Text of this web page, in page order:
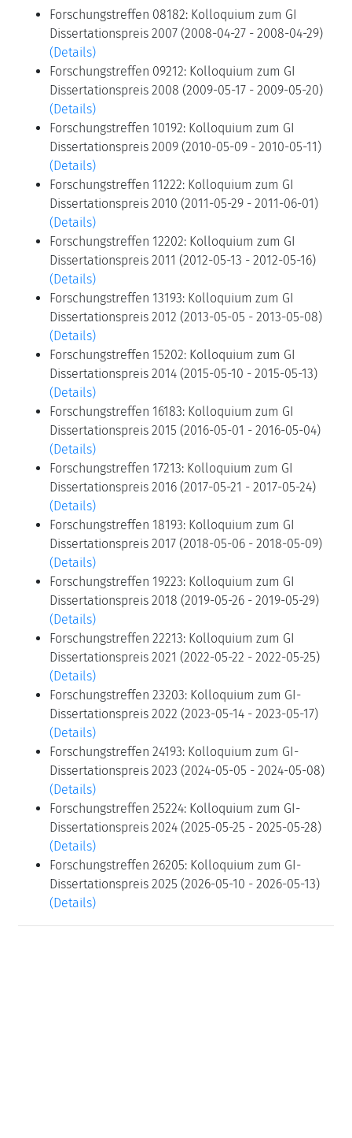
Forschungstreffen 08182: Kolloquium zum GI
Dissertationspreis 2007 (2008-04-27 - 2008-04-29)
(Details)
Forschungstreffen 09212: Kolloquium zum GI
Dissertationspreis 2008 (2009-05-17 - 2009-05-20)
(Details)
Forschungstreffen 10192: Kolloquium zum GI
Dissertationspreis 2009 (2010-05-09 - 2010-05-11)
(Details)
Forschungstreffen 11222: Kolloquium zum GI
Dissertationspreis 2010 (2011-05-29 - 2011-06-01)
(Details)
Forschungstreffen 12202: Kolloquium zum GI
Dissertationspreis 2011 (2012-05-13 - 2012-05-16)
(Details)
Forschungstreffen 13193: Kolloquium zum GI
Dissertationspreis 2012 (2013-05-05 - 2013-05-08)
(Details)
Forschungstreffen 15202: Kolloquium zum GI
Dissertationspreis 2014 (2015-05-10 - 2015-05-13)
(Details)
Forschungstreffen 16183: Kolloquium zum GI
Dissertationspreis 2015 (2016-05-01 - 2016-05-04)
(Details)
Forschungstreffen 17213: Kolloquium zum GI
Dissertationspreis 2016 (2017-05-21 - 2017-05-24)
(Details)
Forschungstreffen 18193: Kolloquium zum GI
Dissertationspreis 2017 (2018-05-06 - 2018-05-09)
(Details)
Forschungstreffen 19223: Kolloquium zum GI
Dissertationspreis 2018 (2019-05-26 - 2019-05-29)
(Details)
Forschungstreffen 22213: Kolloquium zum GI
Dissertationspreis 2021 (2022-05-22 - 2022-05-25)
(Details)
Forschungstreffen 23203: Kolloquium zum GI-
Dissertationspreis 2022 (2023-05-14 - 2023-05-17)
(Details)
Forschungstreffen 24193: Kolloquium zum GI-
Dissertationspreis 2023 (2024-05-05 - 2024-05-08)
(Details)
Forschungstreffen 25224: Kolloquium zum GI-
Dissertationspreis 2024 (2025-05-25 - 2025-05-28)
(Details)
Forschungstreffen 26205: Kolloquium zum GI-
Dissertationspreis 2025 (2026-05-10 - 2026-05-13)
(Details)